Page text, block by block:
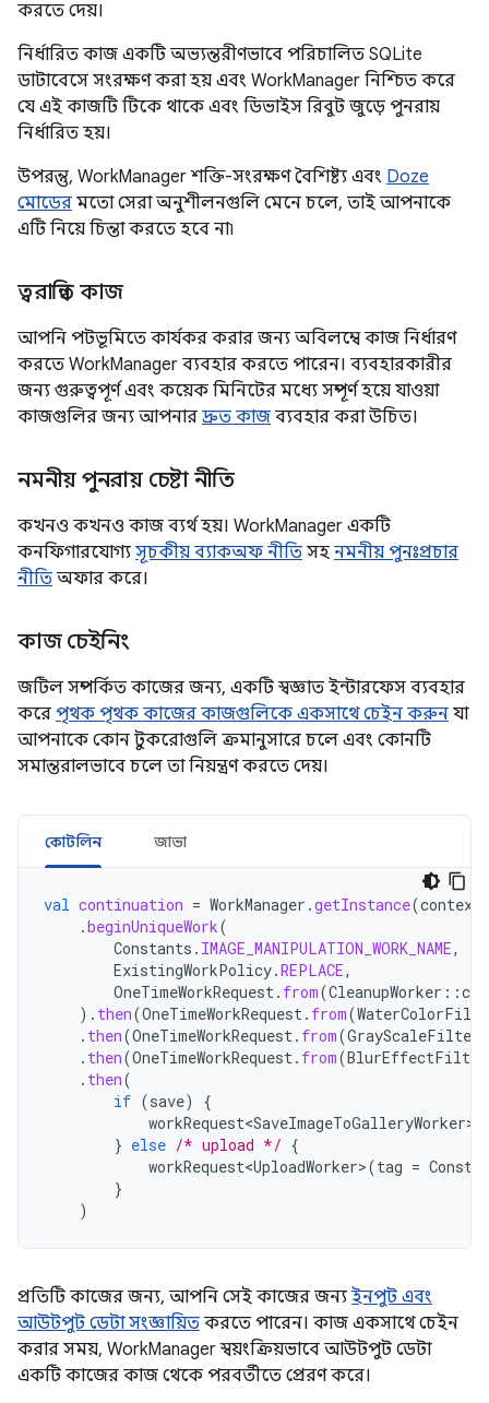
করতে দেয়।
নির্ধারিত কাজ একটি অভ্যন্তরীণভাবে পরিচালিত SQLite
ডাটাবেসে সংরক্ষণ করা হয় এবং WorkManager নিশ্চিত করে
যে এই কাজটি টিকে থাকে এবং ডিভাইস রিবুট জুড়ে পুনরায়
নির্ধারিত হয়।
উপরন্তু, WorkManager শক্তি-সংরক্ষণ বৈশিষ্ট্য এবং Doze
মোডের মতো সেরা অনুশীলনগুলি মেনে চলে, তাই আপনাকে
এটি নিয়ে চিন্তা করতে হবে না৷
ত্বরান্বিত কাজ
আপনি পটভূমিতে কার্যকর করার জন্য অবিলম্বে কাজ নির্ধারণ
করতে WorkManager ব্যবহার করতে পারেন। ব্যবহারকারীর
জন্য গুরুত্বপূর্ণ এবং কয়েক মিনিটের মধ্যে সম্পূর্ণ হয়ে যাওয়া
কাজগুলির জন্য আপনার দ্রুত কাজ ব্যবহার করা উচিত।
নমনীয় পুনরায় চেষ্টা নীতি
কখনও কখনও কাজ ব্যর্থ হয়। WorkManager একটি
কনফিগারযোগ্য সূচকীয় ব্যাকঅফ নীতি সহ নমনীয় পুনঃপ্রচার
নীতি অফার করে।
কাজ চেইনিং
জটিল সম্পর্কিত কাজের জন্য, একটি স্বজ্ঞাত ইন্টারফেস ব্যবহার
করে পৃথক পৃথক কাজের কাজগুলিকে একসাথে চেইন করুন যা
আপনাকে কোন টুকরোগুলি ক্রমানুসারে চলে এবং কোনটি
সমান্তরালভাবে চলে তা নিয়ন্ত্রণ করতে দেয়।
কোটলিন জাভা
val continuation = WorkManager .getInstance(context
.beginUniqueWork(
Constants . IMAGE_MANIPULATION_WORK_NAME,
ExistingWorkPolicy.REPLACE,
OneTimeWorkRequest. from(CleanupWorker ::
). then(OneTimeWorkRequest. from(
. then(OneTimeWorkRequest. from(
. then(OneTimeWorkRequest. from(
. then(
if (save)
{
workRequest<SaveImageToGalleryWorker>
} else /* upload */ {
workRequest<UploadWorker>(tag =
}
)
প্রতিটি কাজের জন্য, আপনি সেই কাজের জন্য ইনপুট এবং
আউটপুট ডেটা সংজ্ঞায়িত করতে পারেন। কাজ একসাথে চেইন
করার সময়, WorkManager স্বয়ংক্রিয়ভাবে আউটপুট ডেটা
একটি কাজের কাজ থেকে পরবর্তীতে প্রেরণ করে।